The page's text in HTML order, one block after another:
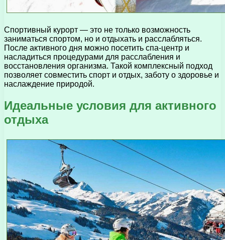
Спортивный курорт — это не только возможность
заниматься спортом, но и отдыхать и расслабляться.
После активного дня можно посетить спа-центр и
насладиться процедурами для расслабления и
восстановления организма. Такой комплексный подход
позволяет совместить спорт и отдых, заботу о здоровье и
наслаждение природой.
Идеальные условия для активного
отдыха